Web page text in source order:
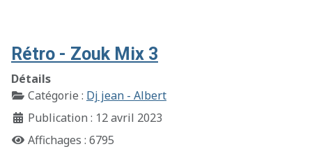
Rétro - Zouk Mix 3
Détails
Catégorie : Dj jean - Albert
Publication : 12 avril 2023
Affichages : 6795